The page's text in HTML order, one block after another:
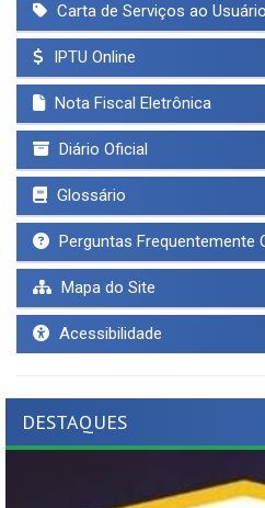
Carta de Serviços ao
IPTU Online
Nota Fiscal Eletrônica
Diário Oficial
Glossário
Perguntas Frequentemente
Mapa do Site
Acessibilidade
DESTAQUES